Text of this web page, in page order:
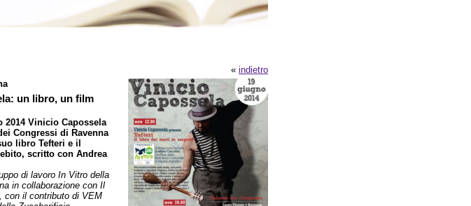
« indietro
un libro, un film
2014 Vinicio Capossela
Congressi di Ravenna
libro Tefteri e il
scritto con Andrea
di lavoro In Vitro della
in collaborazione con Il
con il contributo di VEM